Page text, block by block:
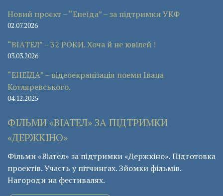
Новий проєкт – “Енеїда” – за підтримки УКФ
02.07.2026
“ВІАТЕЛ” – 32 РОКИ. Хоча й не ювілей !
03.03.2026
“ЕНЕЇДА” – відеоекранізація поеми Івана
Котляревського.
04.12.2025
ФІЛЬМИ «ВІАТЕЛ» ЗА ПІДТРИМКИ
«ДЕРЖКІНО»
Фільми «Віател» за підтримки «Держкіно». Підготовка
проектів. Участь у пітчингах. Зйомки фільмів.
Нагороди на фестивалях.